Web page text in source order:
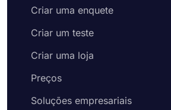
Criar uma enquete
Criar um teste
Criar uma loja
Preços
Soluções empresariais